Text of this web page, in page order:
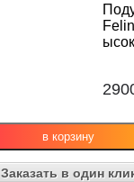
Заказать в один